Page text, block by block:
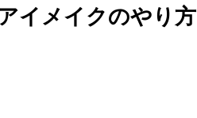
イメイクのやり方